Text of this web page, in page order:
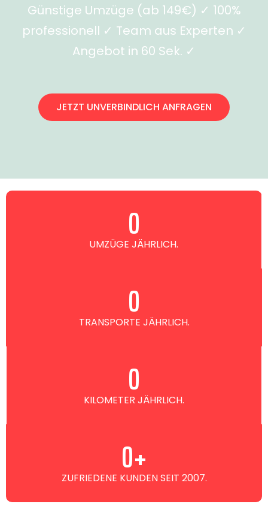
Günstige Umzüge (ab 149€) ✓ 100%
professionell ✓ Team aus Experten ✓
Angebot in 60 Sek. ✓
JETZT UNVERBINDLICH ANFRAGEN
UMZÜGE JÄHRLICH.
0
TRANSPORTE JÄHRLICH.
0
KILOMETER JÄHRLICH.
0
ZUFRIEDENE KUNDEN SEIT 2007.
0+